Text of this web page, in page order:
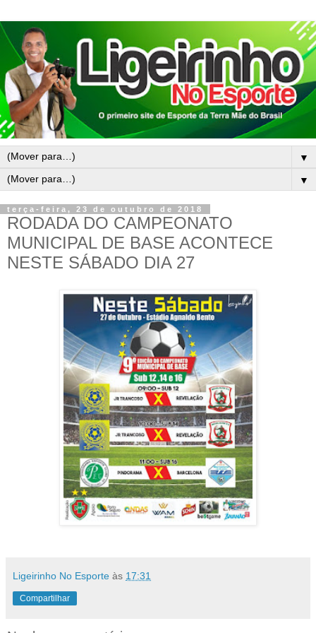
▼
▼
terça-feira, 23 de outubro de 2018
RODADA DO CAMPEONATO
MUNICIPAL DE BASE ACONTECE
NESTE SÁBADO DIA 27
Ligeirinho No Esporte às 17:31
Compartilhar